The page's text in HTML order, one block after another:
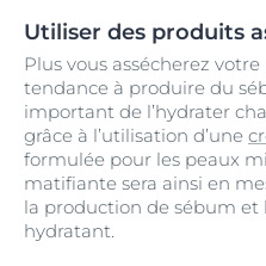
Utiliser des produits
Plus vous assécherez
tendance à produire du
important de l’hydrater
grâce à l’utilisation d’une
formulée pour les peaux
matifiante sera ainsi en
la production de sébum et
hydratant.